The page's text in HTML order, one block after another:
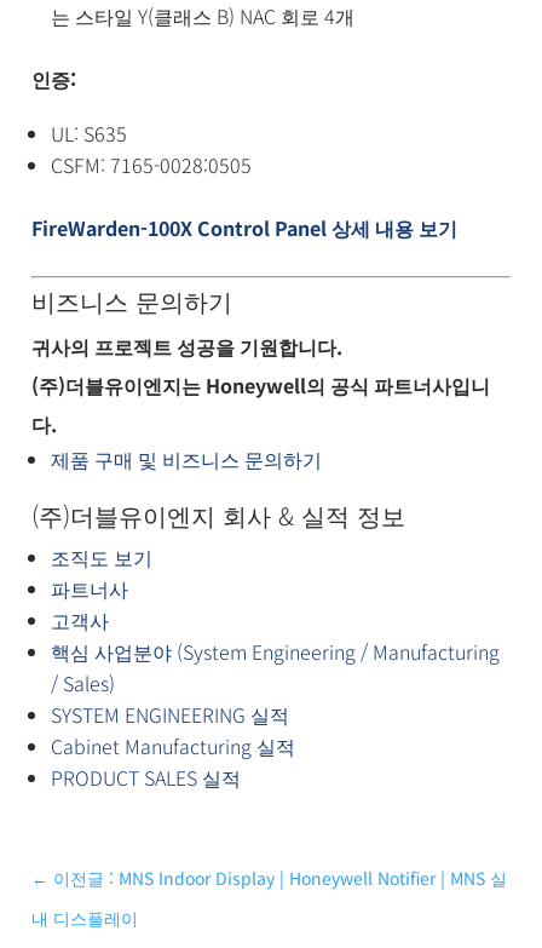
는 스타일 Y(클래스 B) NAC 회로 4개
인증:
UL: S635
CSFM: 7165-0028:0505
FireWarden-100X Control Panel 상세 내용 보기
비즈니스 문의하기
귀사의 프로젝트 성공을 기원합니다.
(주)더블유이엔지는 Honeywell의 공식 파트너사입니
다.
제품 구매 및 비즈니스 문의하기
(주)더블유이엔지 회사 & 실적 정보
조직도 보기
파트너사
고객사
핵심 사업분야 (System Engineering / Manufacturing
/ Sales)
SYSTEM ENGINEERING 실적
Cabinet Manufacturing 실적
PRODUCT SALES 실적
← 이전글 : MNS Indoor Display | Honeywell Notifier | MNS 실
내 디스플레이